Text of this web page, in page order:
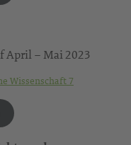
April – Mai 2023
Wissenschaft 7